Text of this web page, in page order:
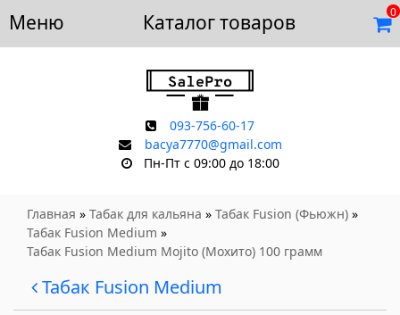
Меню Каталог товаров 0
Доставка и оплата Отзывы Скидки Контакты
093-756-60-17
bacya7770@gmail.com
Пн-Пт с 09:00 до 18:00
Главная » Табак для кальяна » Табак Fusion (Фьюжн) »
Табак Fusion Medium »
Табак Fusion Medium Mojito (Мохито) 100 грамм
Табак Fusion Medium